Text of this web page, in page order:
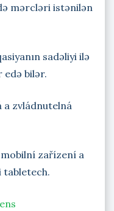
mərcləri istənilən
sadəliyi ilə
bilər.
a zvládnutelná
zařízení a
tabletech.